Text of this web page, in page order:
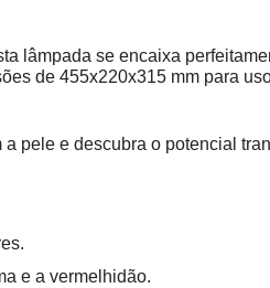
lâmpada se encaixa
de 455x220x315 mm para
pele e descubra o potencial
e a vermelhidão.